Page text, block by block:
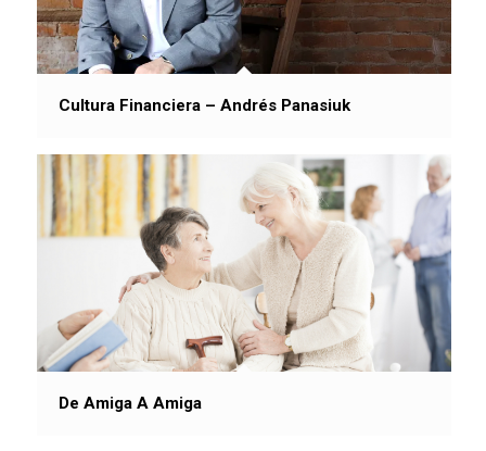
Cultura Financiera – Andrés Panasiuk
De Amiga A Amiga